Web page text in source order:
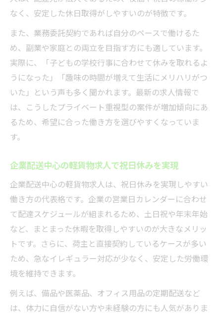
実
革
安定した休日が魅力の軽貨物求人を選ぶポ
イント
家庭も趣味も大切にできる求人選びのコツ
軽貨物求人で家族や趣味を大切にできる選
び方
休日とプライベート両立を支える軽貨物求
人の見極め
理想の生活実現に必要な軽貨物求人選びの
工夫
軽貨物求人で働き方と休日のバランスを整
えるには
なく、安定した休日取得がしやすいのが特徴です。
また、業務委託契約であれば自分のペースで働けるた
め、副業や家庭との両立を目指す方にも適しています。
実際に、「子どもの学校行事に合わせて休みを取れるよ
うになった」「趣味の時間が増えて生活にメリハリがつ
いた」という声も多く聞かれます。最新の求人情報で
は、こうしたプライベート重視型の案件が増加傾向にあ
るため、希望に合った働き方を選びやすくなっていま
す。
企業配送中心の軽貨物求人で祝日休みを実現
企業配送中心の軽貨物求人は、祝日休みを実現しやすい
働き方の代表格です。企業の営業日カレンダーに合わせ
て配達スケジュールが組まれるため、土日祝や年末年始
など、まとまった休暇を取得しやすいのが大きなメリッ
トです。さらに、荷主と直接契約しているケースが多い
ため、急なイレギュラー対応が少なく、安定した労働環
境を維持できます。
例えば、備品や医薬品、オフィス用品の定期配送など
は、体力に自信がない方や未経験の方にも人気がありま